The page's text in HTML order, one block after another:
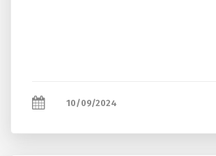
10/09/2024